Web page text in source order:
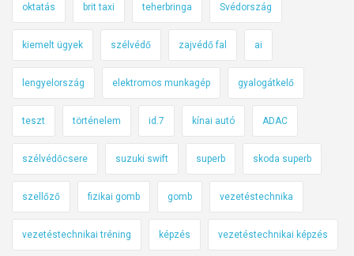
oktatás brit taxi teherbringa Svédország
kiemelt ügyek szélvédő zajvédő fal ai
lengyelország elektromos munkagép gyalogátkelő
teszt történelem id.7 kínai autó ADAC
szélvédőcsere suzuki swift superb skoda superb
szellőző fizikai gomb gomb vezetéstechnika
vezetéstechnikai tréning képzés vezetéstechnikai képzés